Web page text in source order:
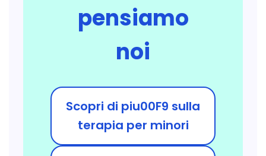
pensiamo
noi
Scopri di piu00F9 sulla
terapia per minori